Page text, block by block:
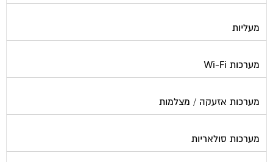
מעליות
מערכות Wi-Fi
מערכות אזעקה / מצלמות
מערכות סולאריות